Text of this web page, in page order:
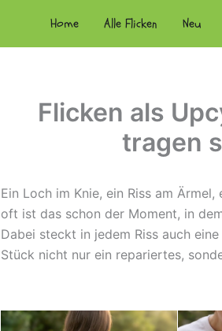
Home Alle Flicken Neu
Flicken als
tragen
Ein Loch im Knie, ein Riss am
oft ist das schon der Moment, in
Dabei steckt in jedem Riss auch
Stück nicht nur ein repariertes,